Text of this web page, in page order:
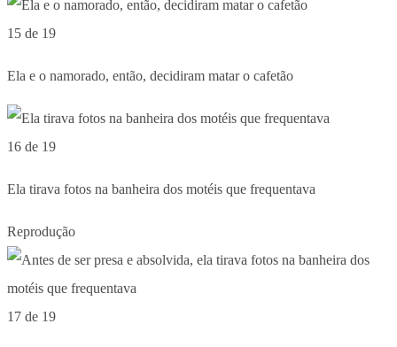
15 de 19
Ela e o namorado, então, decidiram matar o cafetão
16 de 19
Ela tirava fotos na banheira dos motéis que frequentava
Reprodução
17 de 19